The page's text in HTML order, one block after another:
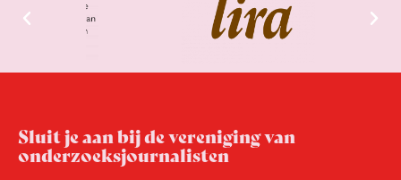
Sluit je aan bij de vereniging van
onderzoeksjournalisten